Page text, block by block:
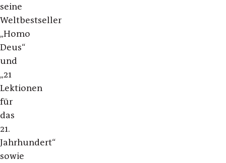
seine
Weltbestseller
„Homo
Deus“
und
„21
Lektionen
für
das
21.
Jahrhundert“
sowie